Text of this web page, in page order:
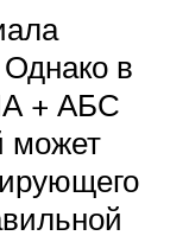
в
+ АБС
может